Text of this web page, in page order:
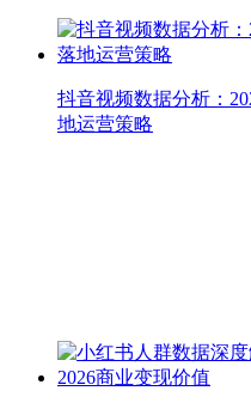
抖音视频数据分析：
地运营策略